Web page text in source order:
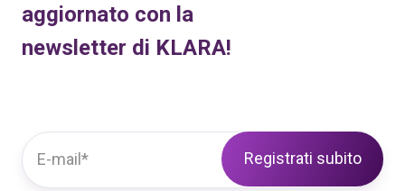
aggiornato con la
newsletter di KLARA!